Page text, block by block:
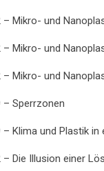
– Mikro- und
– Mikro- und
– Mikro- und
– Sperrzonen
– Klima und Plastik
– Die Illusion einer